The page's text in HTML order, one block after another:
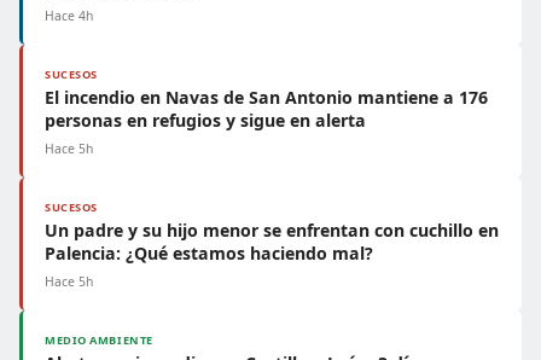
Hace 4h
SUCESOS
El incendio en Navas de San Antonio mantiene a 176
personas en refugios y sigue en alerta
Hace 5h
SUCESOS
Un padre y su hijo menor se enfrentan con cuchillo en
Palencia: ¿Qué estamos haciendo mal?
Hace 5h
MEDIO AMBIENTE